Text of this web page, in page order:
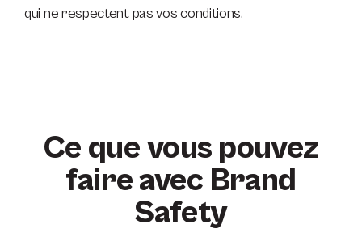
qui ne respectent pas vos conditions.
Ce que vous pouvez
faire avec Brand
Safety